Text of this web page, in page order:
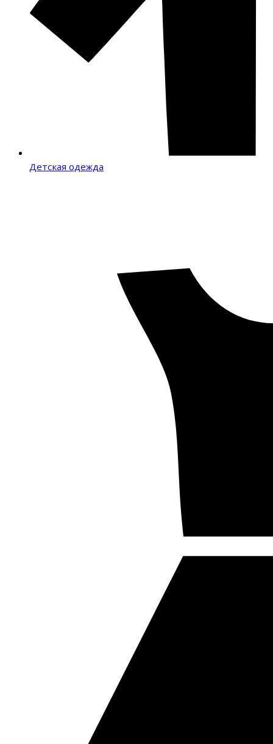
Детская одежда